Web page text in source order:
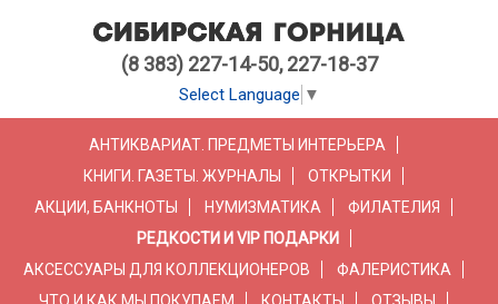
(8 383) 227-14-50, 227-18-37
Select Language ▼
АНТИКВАРИАТ. ПРЕДМЕТЫ ИНТЕРЬЕРА
КНИГИ. ГАЗЕТЫ. ЖУРНАЛЫ
ОТКРЫТКИ
АКЦИИ, БАНКНОТЫ
НУМИЗМАТИКА
ФИЛАТЕЛИЯ
РЕДКОСТИ И VIP ПОДАРКИ
АКСЕССУАРЫ ДЛЯ КОЛЛЕКЦИОНЕРОВ
ФАЛЕРИСТИКА